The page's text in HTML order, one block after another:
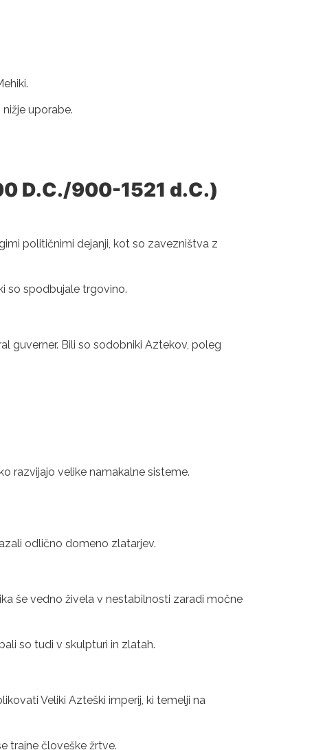
uporabe.
D.C./900-1521 d.C.)
političnimi dejanji, kot so zavezništva z
so spodbujale trgovino.
guverner. Bili so sodobniki Aztekov, poleg
razvijajo velike namakalne sisteme.
odlično domeno zlatarjev.
še vedno živela v nestabilnosti zaradi močne
so tudi v skulpturi in zlatah.
Veliki Azteški imperij, ki temelji na
trajne človeške žrtve.